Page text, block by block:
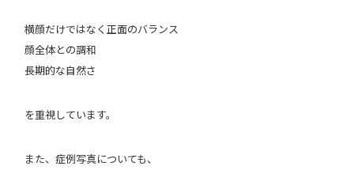
横顔だけではなく正面のバランス
顔全体との調和
長期的な自然さ
を重視しています。
また、症例写真についても、